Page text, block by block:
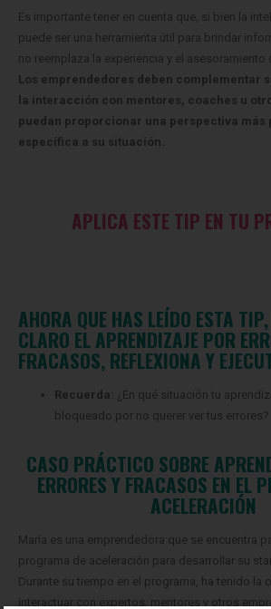
Es importante tener en cuenta que, si bien la
puede ser una herramienta útil para brindar
no reemplaza la experiencia y el asesoramiento
Los emprendedores deben complementar
la interacción con mentores, coaches u
puedan proporcionar una perspectiva más
específica a su situación.
APLICA ESTE TIP EN TU
AHORA QUE HAS LEÍDO ESTA
CLARO EL APRENDIZAJE POR
FRACASOS, REFLEXIONA Y
Recuerda:
¿En qué situación tu
bloqueado por no querer ver tus errores?
CASO PRÁCTICO SOBRE
ERRORES Y FRACASOS EN EL
ACELERACIÓN
María es una emprendedora que se encuentra
programa de aceleración para desarrollar su
Durante su tiempo en el programa, ha tenido la
interactuar con expertos, mentores y otros